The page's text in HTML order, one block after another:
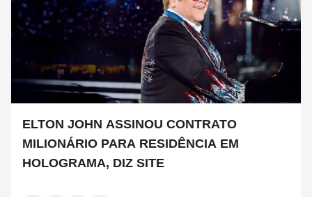
ELTON JOHN ASSINOU CONTRATO
MILIONÁRIO PARA RESIDÊNCIA EM
HOLOGRAMA, DIZ SITE